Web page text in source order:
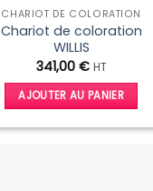
page
du
produit
CHARIOT DE COLORATION
Chariot de coloration
WILLIS
341,00 € HT
AJOUTER AU PANIER